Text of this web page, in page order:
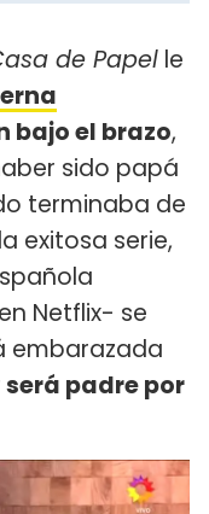
de Papel le
bajo el brazo,
sido papá
terminaba de
exitosa serie,
Netflix- se
embarazada
será padre por